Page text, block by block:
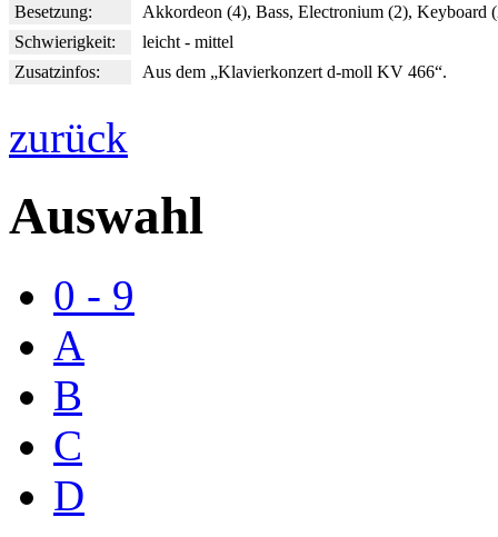
Besetzung:
Akkordeon (4), Bass, Electronium (2), Keyboard
Schwierigkeit:
leicht - mittel
Zusatzinfos:
Aus dem „Klavierkonzert d-moll KV 466“.
zurück
Auswahl
0 - 9
A
B
C
D